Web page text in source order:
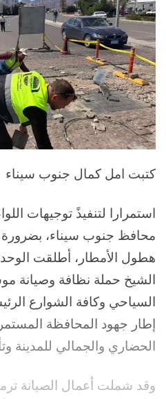
كتبت امل كمال جنوب سيناء
استمرارا لتنفيذً توجيهات
محافظ جنوب سيناء، بضرورة
هطول الأمطار، أطلقت
الشيخ حملة نظافة وصيانة
السياحي وكافة الشوارع
إطار جهود المحافظة
الحضاري والجمالي للمدينة
وقد شملت أعمال الصيانة